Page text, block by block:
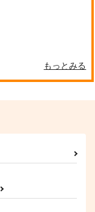
もっとみる